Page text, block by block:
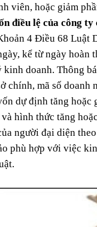
viên, hoặc giảm
điều lệ của công ty
4 Điều 68 Luật
kể từ ngày hoàn
kinh doanh. Thông
chính, mã số doanh
dự định tăng hoặc
hình thức tăng
người đại diện
phù hợp với việc